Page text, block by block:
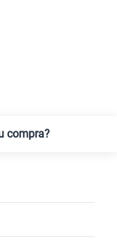
compra?